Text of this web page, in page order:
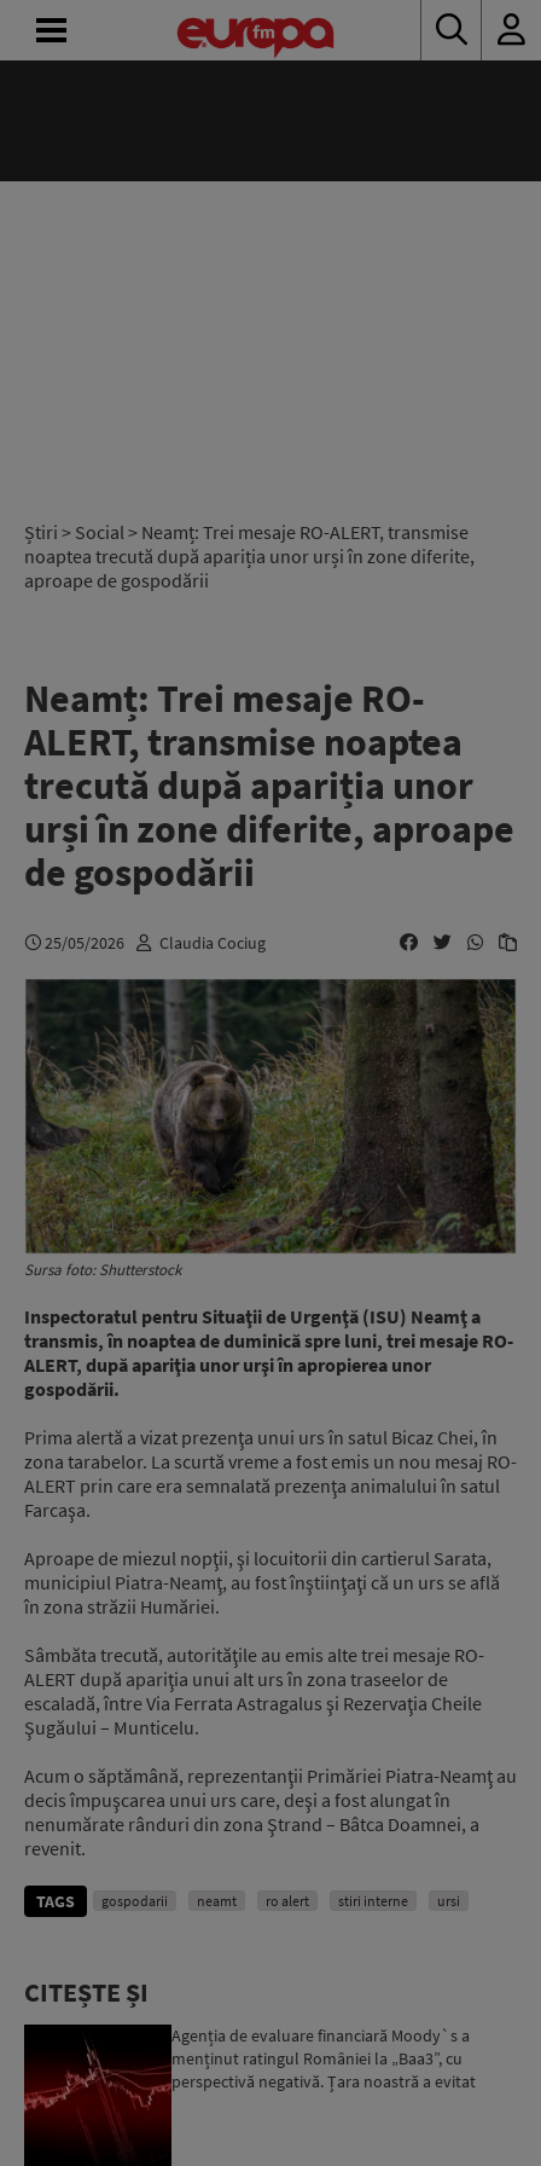
Știri > Social> Neamț: Trei mesaje RO-ALERT, transmise
noaptea trecută după apariția unor urși în zone diferite,
aproape de gospodării
Neamț: Trei mesaje RO-
ALERT, transmise noaptea
trecută după apariția unor
urși în zone diferite, aproape
de gospodării
25/05/2026 Claudia Cociug
Sursa foto: Shutterstock
Inspectoratul pentru Situaţii de Urgenţă (ISU) Neamţ a
transmis, în noaptea de duminică spre luni, trei mesaje RO-
ALERT, după apariţia unor urşi în apropierea unor
gospodării.
Prima alertă a vizat prezenţa unui urs în satul Bicaz Chei, în
zona tarabelor. La scurtă vreme a fost emis un nou mesaj RO-
ALERT prin care era semnalată prezenţa animalului în satul
Farcaşa.
Aproape de miezul nopţii, şi locuitorii din cartierul Sarata,
municipiul Piatra-Neamţ, au fost înştiinţaţi că un urs se află
în zona străzii Humăriei.
Sâmbăta trecută, autorităţile au emis alte trei mesaje RO-
ALERT după apariţia unui alt urs în zona traseelor de
escaladă, între Via Ferrata Astragalus şi Rezervaţia Cheile
Şugăului – Munticelu.
Acum o săptămână, reprezentanţii Primăriei Piatra-Neamţ au
decis împuşcarea unui urs care, deşi a fost alungat în
nenumărate rânduri din zona Ştrand – Bâtca Doamnei, a
revenit.
TAGS gospodarii neamt ro alert stiri interne ursi
CITEȘTE ȘI
Agenția de evaluare financiară Moody`s a
menținut ratingul României la „Baa3”, cu
perspectivă negativă. Țara noastră a evitat